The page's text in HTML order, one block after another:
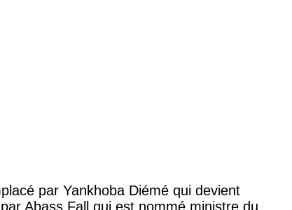
par Yankhoba Diémé qui devient
Abass Fall qui est nommé ministre du